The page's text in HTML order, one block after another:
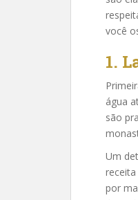
você
1.
água
são
Um
por